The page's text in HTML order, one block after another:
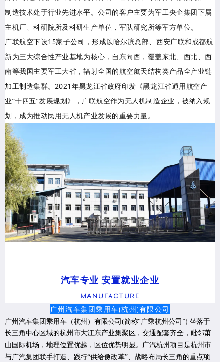
制造技术处于行业先进水平。公司的客户主要为军工央企集团下属
主机厂、科研院所及科研生产单位，军队研究所等军方单位。
广联航空下设15家子公司，形成以哈尔滨总部、西安广联和成都航
新为三大综合性产业基地为核心，自东向西，覆盖东北、西北、西
南等我国主要军工大省，辐射全国的航空航天结构类产品全产业链
加工制造集群。2021年黑龙江省政府印发《黑龙江省通用航空产
业“十四五”发展规划》，广联航空作为无人机制造企业，被纳入规
划，成为推动民用无人机产业发展的重要力量。
汽车专业 安置就业企业
MANUFACTURE
广州汽车集团乘用车(杭州)有限公司
广州汽车集团乘用车（杭州）有限公司(简称“广乘杭州公司”) 坐落于
长三角中心区域的杭州市大江东产业集聚区，交通配套齐全，毗邻萧
山国际机场，地理位置优越，区位优势明显。广汽杭州项目是杭州市
与广汽集团联手打造、践行“供给侧改革”、战略布局长三角的重点项